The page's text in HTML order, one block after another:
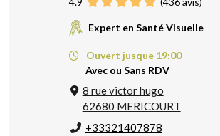
Expert en Santé Visuelle
Ouvert jusque 19:00
Avec ou Sans RDV
8 rue victor hugo
62680 MERICOURT
+33321407878